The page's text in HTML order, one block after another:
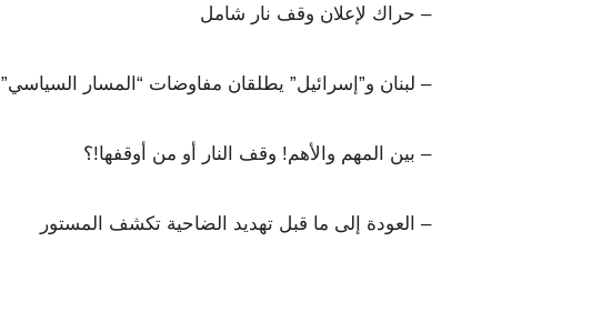
– حراك لإعلان وقف نار شامل
– لبنان و”إسرائيل” يطلقان مفاوضات “المسار السياسي”
– بين المهم والأهم! وقف النار أو من أوقفها!؟
– العودة إلى ما قبل تهديد الضاحية تكشف المستور